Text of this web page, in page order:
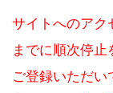
サイトへのアク
までに順次停止
ご登録いただ